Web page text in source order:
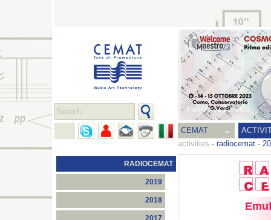
CEMAT
activities - radiocemat -
RADIOCEMAT
2019
2018
2017